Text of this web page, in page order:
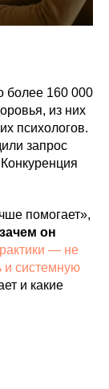
более 160 000
из них
психологов.
запрос
помогает»,
он
— не
и системную
и какие